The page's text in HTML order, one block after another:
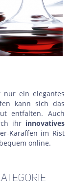
nur ein elegantes
kann sich das
entfalten. Auch
ihr innovatives
Karaffen im Rist
online.